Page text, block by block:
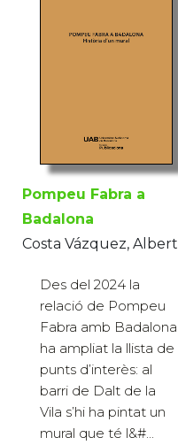
Pompeu Fabra a
Badalona
Costa Vázquez, Albert
Des del 2024 la
relació de Pompeu
Fabra amb Badalona
ha ampliat la llista de
punts d’interès: al
barri de Dalt de la
Vila s’hi ha pintat un
mural que té l&#...